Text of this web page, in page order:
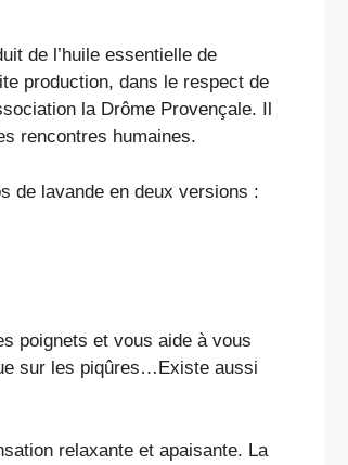
de l’huile essentielle de
production, dans le respect de
la Drôme Provençale. Il
rencontres humaines.
de lavande en deux versions :
poignets et vous aide à vous
sur les piqûres…Existe aussi
relaxante et apaisante. La